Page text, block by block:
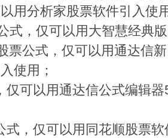
用分析家股票软件引入使
式，仅可以用大智慧经典
票公式，仅可以用通达信
使用；
仅可以用通达信公式编辑
式，仅可以用同花顺股票